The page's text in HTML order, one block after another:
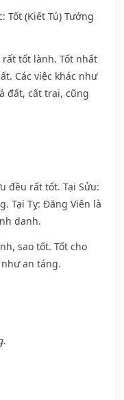
Tốt (Kiết Tú) Tướng
rất tốt lành. Tốt nhất
Các việc khác như
đất, cất trại, cũng
đều rất tốt. Tại Sửu:
Tại Tỵ: Đăng Viên là
danh.
sao tốt. Tốt cho
an táng.